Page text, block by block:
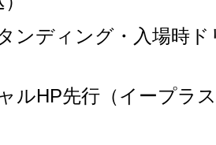
ンディング・入場時ド
ルHP先行（イープラ